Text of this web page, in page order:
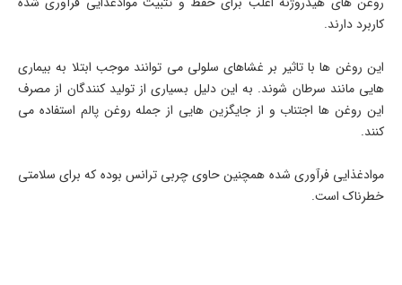
کاربرد دارند.
این روغن ها با تاثیر بر غشاهای سلولی می توانند موجب ابتلا به بیماری
هایی مانند سرطان شوند. به این دلیل بسیاری از تولید کنندگان از مصرف
این روغن ها اجتناب و از جایگزین هایی از جمله روغن پالم استفاده می
کنند.
موادغذایی فرآوری شده همچنین حاوی چربی ترانس بوده که برای سلامتی
خطرناک است.